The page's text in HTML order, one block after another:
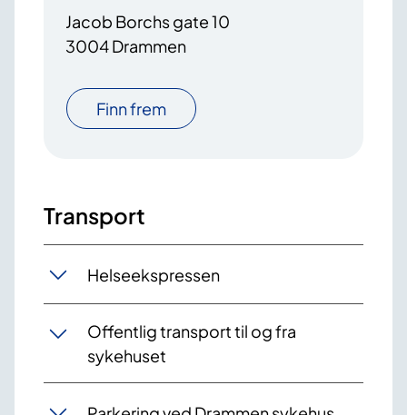
Jacob Borchs gate 10
3004 Drammen
Finn frem
Transport
Helseekspressen
Offentlig transport til og fra
sykehuset